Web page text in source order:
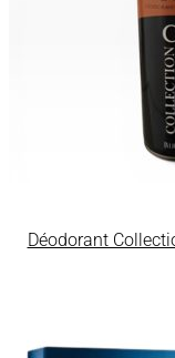
Déodorant